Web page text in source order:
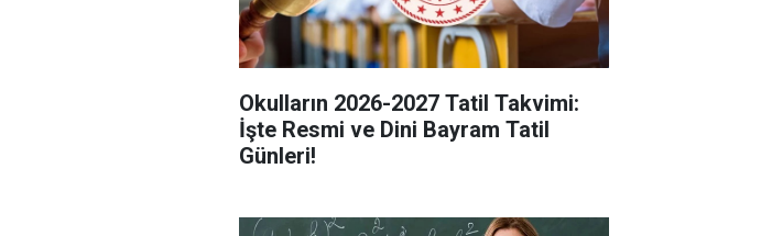
Okulların 2026-2027 Tatil Takvimi:
İşte Resmi ve Dini Bayram Tatil
Günleri!